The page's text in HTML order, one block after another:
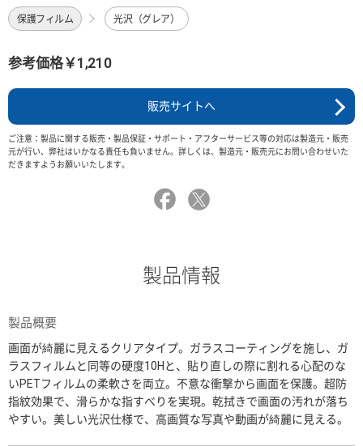
保護フィルム 光沢（グレア）
参考価格￥1,210
販売サイトへ
ご注意：製品に関する販売・製品保証・サポート・アフターサービス等の対応は製造元・販売
元が行い、弊社はいかなる責任も負いません。詳しくは、製造元・販売元にお問い合わせいた
だきますようお願いいたします。
製品情報
製品概要
画面が綺麗に見えるクリアタイプ。ガラスコーティングを施し、ガ
ラスフィルムと同等の硬度10Hと、貼り直しの際に割れる心配のな
いPETフィルムの柔軟さを両立。不意な衝撃から画面を保護。超防
指紋効果で、滑らかな指すべりを実現。乾拭きで画面の汚れが落ち
やすい。美しい光沢仕様で、高画質な写真や動画が綺麗に見える。